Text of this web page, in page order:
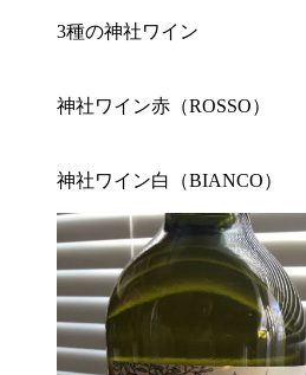
3種の神社ワイン
神社ワイン赤（ROSSO）
神社ワイン白（BIANCO）